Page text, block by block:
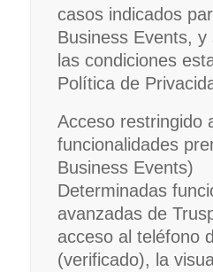
casos indicados
Business Events, y
las condiciones
Política de
Acceso restringido
funcionalidades
Business Events)
Determinadas
avanzadas de
acceso al teléfono
(verificado), la